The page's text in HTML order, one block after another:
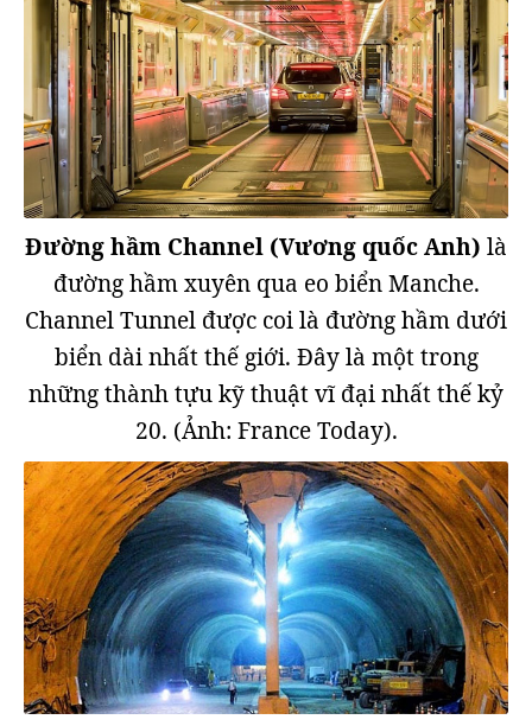
Đường hầm Channel (Vương quốc Anh) là
đường hầm xuyên qua eo biển Manche.
Channel Tunnel được coi là đường hầm dưới
biển dài nhất thế giới. Đây là một trong
những thành tựu kỹ thuật vĩ đại nhất thế kỷ
20. (Ảnh: France Today).